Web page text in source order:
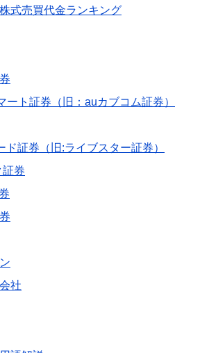
式売買代金ランキング
ート証券（旧：auカブコム証券）
ド証券（旧:ライブスター証券）
証券
社